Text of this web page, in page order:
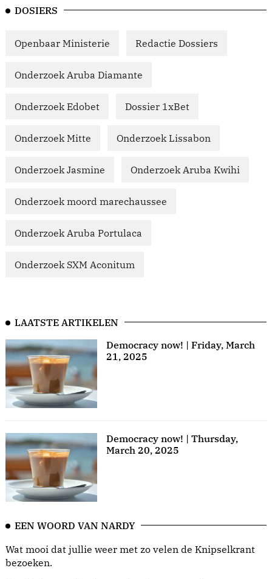
DOSIERS
Openbaar Ministerie Redactie Dossiers
Onderzoek Aruba Diamante
Onderzoek Edobet Dossier 1xBet
Onderzoek Mitte Onderzoek Lissabon
Onderzoek Jasmine Onderzoek Aruba Kwihi
Onderzoek moord marechaussee
Onderzoek Aruba Portulaca
Onderzoek SXM Aconitum
LAATSTE ARTIKELEN
Democracy now! | Friday, March
21, 2025
Democracy now! | Thursday,
March 20, 2025
EEN WOORD VAN NARDY
Wat mooi dat jullie weer met zo velen de Knipselkrant
bezoeken.